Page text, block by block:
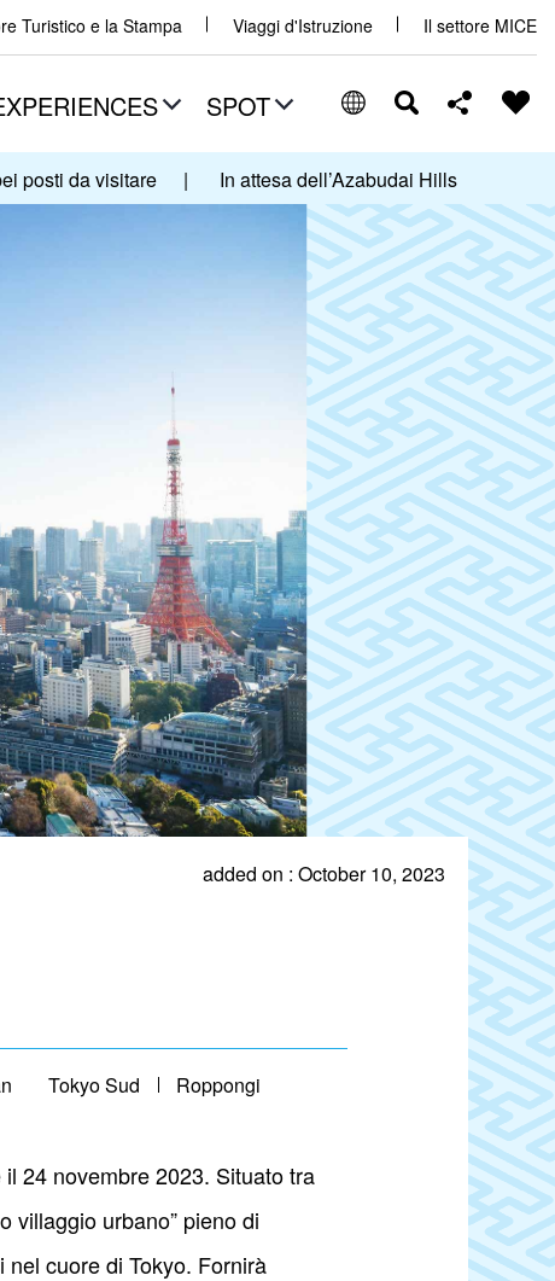
Turistico e la Stampa Viaggi d'Istruzione Il settore MICE
SPOT
posti da visitare | In attesa dell’Azabudai Hills
added on : October 10, 2023
Tokyo Sud Roppongi
24 novembre 2023. Situato tra
villaggio urbano” pieno di
cuore di Tokyo. Fornirà